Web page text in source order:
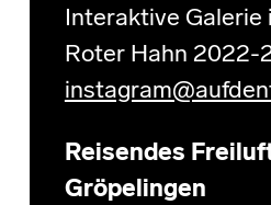
Interaktive Galerie
Roter Hahn 2022-
Reisendes
Gröpelingen